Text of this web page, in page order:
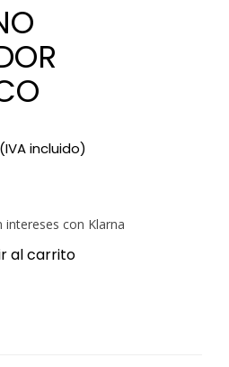
(IVA incluido)
intereses con Klarna
al carrito